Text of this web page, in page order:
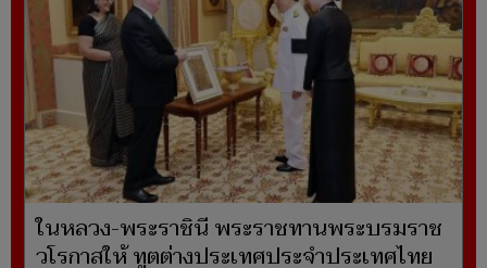
ในหลวง-พระราชินี พระราชทานพระบรมราช
วโรกาสให้ ทูตต่างประเทศประจำประเทศไทย